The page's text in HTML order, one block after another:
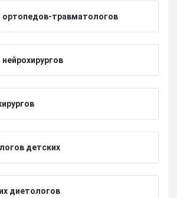
ортопедов-травматологов
нейрохирургов
детских
диетологов